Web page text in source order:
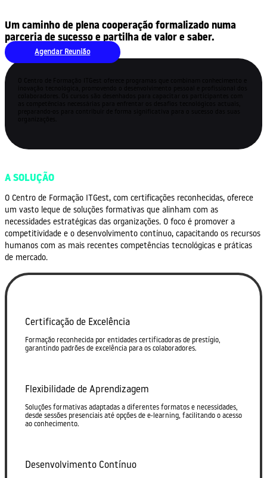
Um caminho de plena cooperação formalizado numa
parceria de sucesso e partilha de valor e saber.
Agendar Reunião
A SOLUÇÃO
O Centro de Formação ITGest, com certificações reconhecidas, oferece
um vasto leque de soluções formativas que alinham com as
necessidades estratégicas das organizações. O foco é promover a
competitividade e o desenvolvimento contínuo, capacitando os recursos
humanos com as mais recentes competências tecnológicas e práticas
de mercado.
Certificação de Excelência
Formação reconhecida por entidades certificadoras de prestígio,
garantindo padrões de excelência para os colaboradores.
Flexibilidade de Aprendizagem
Soluções formativas adaptadas a diferentes formatos e necessidades,
desde sessões presenciais até opções de e-learning, facilitando o acesso
ao conhecimento.
Desenvolvimento Contínuo